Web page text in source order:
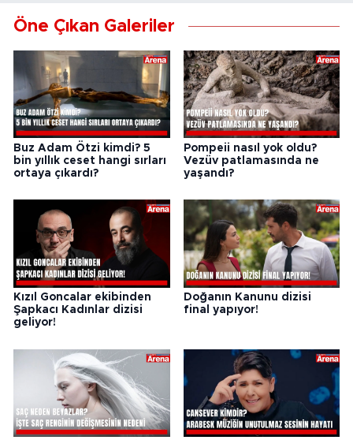
Öne Çıkan Galeriler
Buz Adam Ötzi kimdi? 5
bin yıllık ceset hangi sırları
ortaya çıkardı?
Pompeii nasıl yok oldu?
Vezüv patlamasında ne
yaşandı?
Kızıl Goncalar ekibinden
Şapkacı Kadınlar dizisi
geliyor!
Doğanın Kanunu dizisi
final yapıyor!